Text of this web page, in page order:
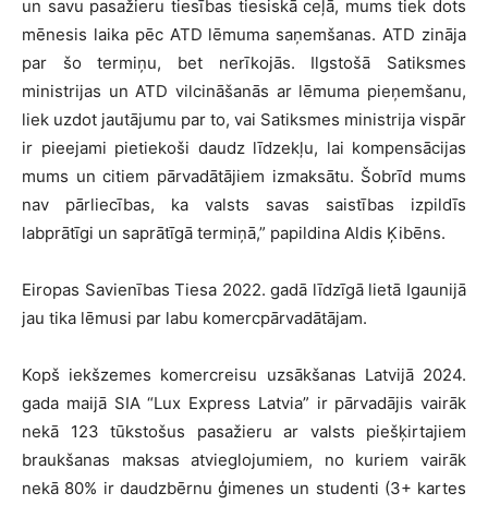
un savu pasažieru tiesības tiesiskā ceļā, mums tiek dots
mēnesis laika pēc ATD lēmuma saņemšanas. ATD zināja
par šo termiņu, bet nerīkojās. Ilgstošā Satiksmes
ministrijas un ATD vilcināšanās ar lēmuma pieņemšanu,
liek uzdot jautājumu par to, vai Satiksmes ministrija vispār
ir pieejami pietiekoši daudz līdzekļu, lai kompensācijas
mums un citiem pārvadātājiem izmaksātu. Šobrīd mums
nav pārliecības, ka valsts savas saistības izpildīs
labprātīgi un saprātīgā termiņā,” papildina Aldis Ķibēns.
Eiropas Savienības Tiesa 2022. gadā līdzīgā lietā Igaunijā
jau tika lēmusi par labu komercpārvadātājam.
Kopš iekšzemes komercreisu uzsākšanas Latvijā 2024.
gada maijā SIA “Lux Express Latvia” ir pārvadājis vairāk
nekā 123 tūkstošus pasažieru ar valsts piešķirtajiem
braukšanas maksas atvieglojumiem, no kuriem vairāk
nekā 80% ir daudzbērnu ģimenes un studenti (3+ kartes